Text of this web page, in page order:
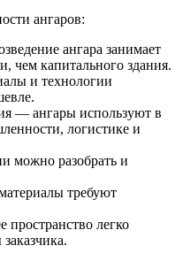
ангаров:
ангара занимает
чем капитального здания.
и технологии
— ангары используют в
логистике и
можно разобрать и
требуют
легко